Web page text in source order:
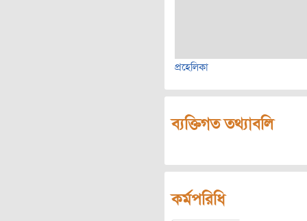
প্রহেলিকা
ব্যক্তিগত তথ্যাবলি
কর্মপরিধি